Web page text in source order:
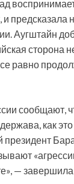
предсказала
Аугштайн
сторона
равно
сообщают,
как
—